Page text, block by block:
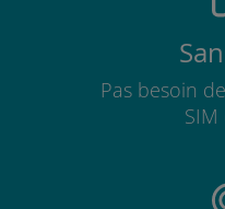
Pas besoin